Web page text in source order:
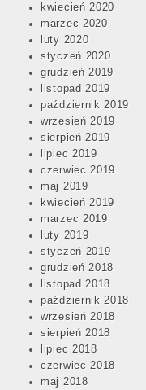
kwiecień 2020
marzec 2020
luty 2020
styczeń 2020
grudzień 2019
listopad 2019
październik 2019
wrzesień 2019
sierpień 2019
lipiec 2019
czerwiec 2019
maj 2019
kwiecień 2019
marzec 2019
luty 2019
styczeń 2019
grudzień 2018
listopad 2018
październik 2018
wrzesień 2018
sierpień 2018
lipiec 2018
czerwiec 2018
maj 2018